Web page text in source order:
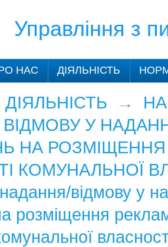
Управління з
НАС ДІЯЛЬНІСТЬ
ДІЯЛЬНІСТЬ →
У
НА
КОМУНАЛЬНОЇ
відмову у
розміщення